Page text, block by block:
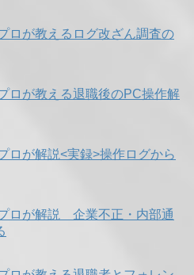
ロが教えるログ改ざん調査の
ロが教える退職後のPC操作解
ロが解説<実録>操作ログから
ロが解説 企業不正・内部通